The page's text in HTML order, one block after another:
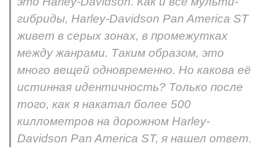
гибриды, Harley-Davidson Pan America ST
живет в серых зонах, в промежутках
между жанрами. Таким образом, это
много вещей одновременно. Но какова её
истинная идентичность? Только после
того, как я накатал более 500
киллометров на дорожном Harley-
Davidson Pan America ST, я нашел ответ.